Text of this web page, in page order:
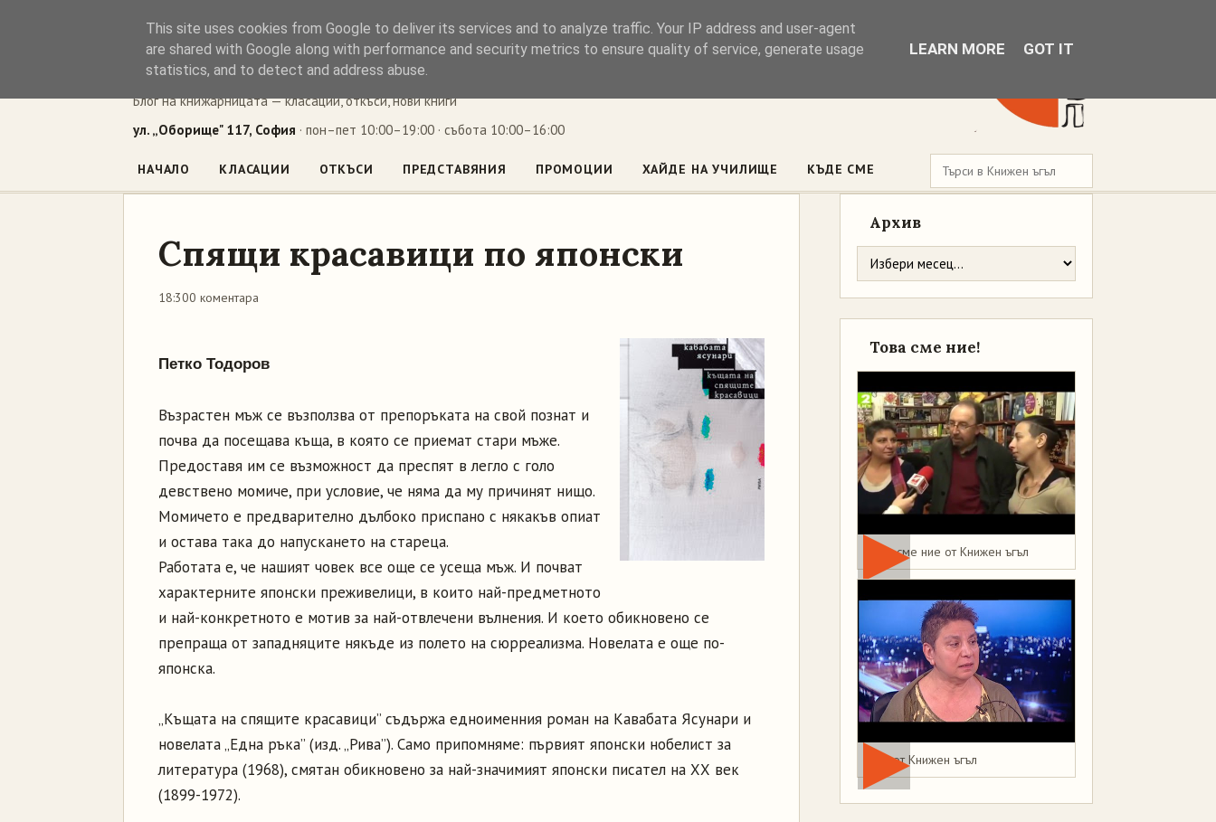
Книжен ъгъл
Блог на книжарницата — класации, откъси, нови книги
ул. „Оборище" 117, София · пон–пет 10:00–19:00 · събота 10:00–16:00
НАЧАЛО КЛАСАЦИИ ОТКЪСИ ПРЕДСТАВЯНИЯ ПРОМОЦИИ ХАЙДЕ НА УЧИЛИЩЕ КЪДЕ СМЕ
Спящи красавици по японски
18:300 коментара
Петко Тодоров
Възрастен мъж се възползва от препоръката на свой познат и
почва да посещава къща, в която се приемат стари мъже.
Предоставя им се възможност да преспят в легло с голо
девствено момиче, при условие, че няма да му причинят нищо.
Момичето е предварително дълбоко приспано с някакъв опиат
и остава така до напускането на стареца.
Работата е, че нашият човек все още се усеща мъж. И почват
характерните японски преживелици, в които най-предметното
и най-конкретното е мотив за най-отвлечени вълнения. И което обикновено се
препраща от западняците някъде из полето на сюрреализма. Новелата е още по-
японска.
„Къщата на спящите красавици” съдържа едноименния роман на Кавабата Ясунари и
новелата „Една ръка” (изд. „Рива”). Само припомняме: първият японски нобелист за
литература (1968), смятан обикновено за най-значимият японски писател на ХХ век
(1899-1972).
Архив
Това сме ние!
Това сме ние от Книжен ъгъл
Мая от Книжен ъгъл
This site uses cookies from Google to deliver its services and to analyze traffic. Your IP address and user-agent
are shared with Google along with performance and security metrics to ensure quality of service, generate usage
statistics, and to detect and address abuse.
LEARN MORE GOT IT